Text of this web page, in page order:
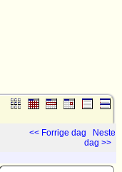
<< Forrige dag
Neste
dag >>